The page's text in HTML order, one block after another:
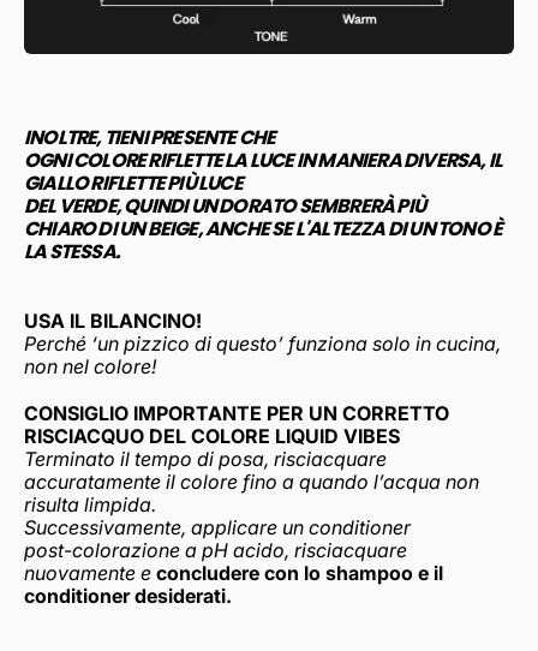
INOLTRE, TIENI PRESENTE CHE
OGNI COLORE RIFLETTE LA LUCE IN MANIERA DIVERSA, IL
GIALLO RIFLETTE PIÙ LUCE
DEL VERDE, QUINDI UN DORATO SEMBRERÀ PIÙ
CHIARO DI UN BEIGE, ANCHE SE L'ALTEZZA DI UN TONO È
LA STESSA.
USA IL BILANCINO!
Perché ‘un pizzico di questo’ funziona solo in cucina,
non nel colore!
CONSIGLIO IMPORTANTE PER UN CORRETTO
RISCIACQUO DEL COLORE LIQUID VIBES
Terminato il tempo di posa, risciacquare
accuratamente il colore fino a quando l’acqua non
risulta limpida.
Successivamente, applicare un conditioner
post-colorazione a pH acido, risciacquare
nuovamente e concludere con lo shampoo e il
conditioner desiderati.